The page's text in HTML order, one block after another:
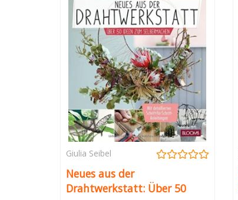
Giulia Seibel
Neues aus der
Drahtwerkstatt: Über 50